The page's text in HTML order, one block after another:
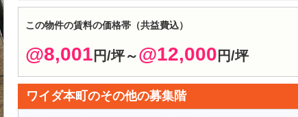
この物件の賃料の価格帯（共益費込）
@8,001 円/坪～@12,000 円/坪
ワイダ本町のその他の募集階